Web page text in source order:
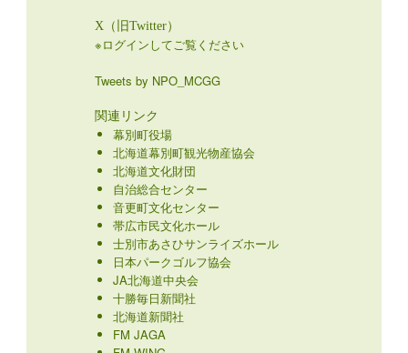
X（旧Twitter）
※ログインしてご覧ください
Tweets by NPO_MCGG
関連リンク
幕別町役場
北海道幕別町観光物産協会
北海道文化財団
自治総合センター
音更町文化センター
帯広市民文化ホール
士別市あさひサンライズホール
日本パークゴルフ協会
JA北海道中央会
十勝毎日新聞社
北海道新聞社
FM JAGA